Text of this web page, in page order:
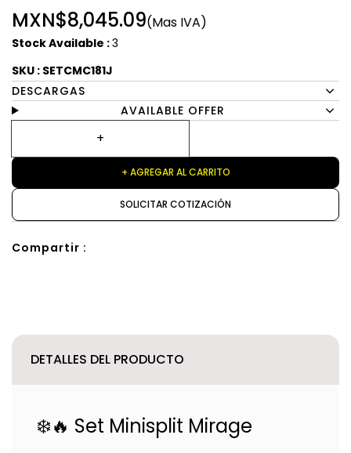
MXN$8,045.09(Mas IVA)
Stock Available :3
SKU : SETCMC181J
DESCARGAS
AVAILABLE OFFER
+ AGREGAR AL CARRITO
SOLICITAR COTIZACIÓN
Compartir :
DETALLES DEL PRODUCTO
❄️🔥 Set Minisplit Mirage